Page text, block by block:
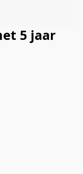
5 jaar